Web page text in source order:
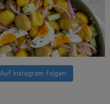
Auf Instagram folgen